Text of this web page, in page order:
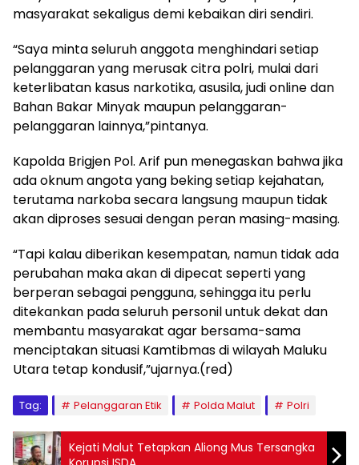
masyarakat sekaligus demi kebaikan diri sendiri.
“Saya minta seluruh anggota menghindari setiap
pelanggaran yang merusak citra polri, mulai dari
keterlibatan kasus narkotika, asusila, judi online dan
Bahan Bakar Minyak maupun pelanggaran-
pelanggaran lainnya,”pintanya.
Kapolda Brigjen Pol. Arif pun menegaskan bahwa jika
ada oknum angota yang beking setiap kejahatan,
terutama narkoba secara langsung maupun tidak
akan diproses sesuai dengan peran masing-masing.
“Tapi kalau diberikan kesempatan, namun tidak ada
perubahan maka akan di dipecat seperti yang
berperan sebagai pengguna, sehingga itu perlu
ditekankan pada seluruh personil untuk dekat dan
membantu masyarakat agar bersama-sama
menciptakan situasi Kamtibmas di wilayah Maluku
Utara tetap kondusif,”ujarnya.(red)
Tag: Pelanggaran Etik Polda Malut Polri
Kejati Malut Tetapkan Aliong Mus Tersangka